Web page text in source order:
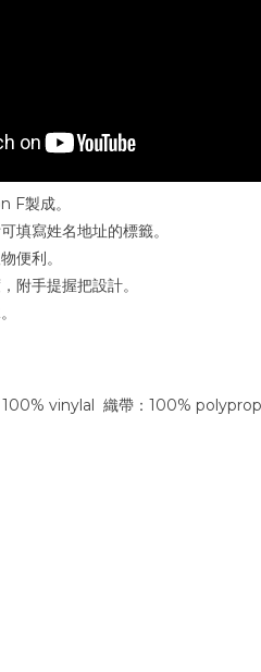
F製成。
填寫姓名地址的標籤。
便利。
附手提握把設計。
100% vinylal 織帶：100%